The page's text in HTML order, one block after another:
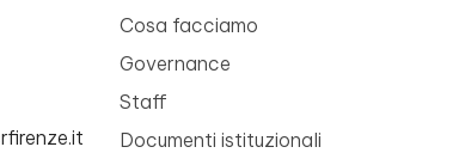
Cosa facciamo
Governance
Staff
Documenti istituzionali